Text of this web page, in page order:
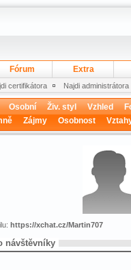
Fórum Extra
certifikátora Najdi administrátora
Osobní Živ. styl Vzhled
Zájmy Osobnost
https://xchat.cz/Martin707
návštěvníky